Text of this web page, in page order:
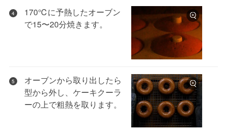
4
170℃に予熱したオーブン
で15〜20分焼きます。
5
オーブンから取り出したら
型から外し、ケーキクーラ
ーの上で粗熱を取ります。